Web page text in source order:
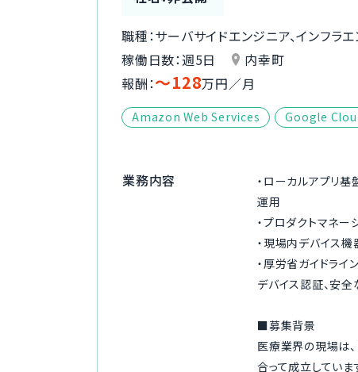
職種：サーバサイドエンジニア、インフラ
稼働日数：週5日
内幸町
報酬：〜128万円／月
Amazon Web Services Google
業務内容
・ローカルアプリ基
運用
・プロダクトマネー
・現場内デバイス
・厚労省ガイドラ
デバイス認証、安全
■募集背景
医療業界の現場は
合って成立していま